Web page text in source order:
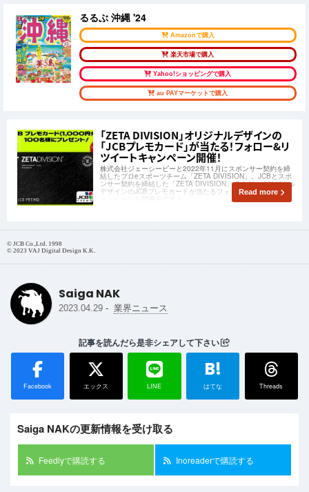
るるぶ 沖縄 '24
Amazonで購入
楽天市場で購入
Yahoo!ショッピングで購入
au PAYマーケットで購入
「ZETA DIVISION」オリジナルデザインの
「JCBプレモカード」が当たる！フォロー&リ
ツイートキャンペーン開催！
株式会社ジェーシービーと2022年11月にスポンサー契約を締
結したプロeスポーツチーム「ZETA DIVISION」。JCBとスポ
ンサー契約を締結した「ZETA DIVISION」ですが、オリジナル
デザインのJCBプレモカードが当たるフォロー＆リツイートキ
Read more
© JCB Co.,Ltd. 1998
© 2023 VAJ Digital Design K.K.
Saiga NAK
2023.04.29 - 業界ニュース
記事を読んだら是非シェアして下さい
Facebook エックス LINE
B!
はてな Threads
Saiga NAKの更新情報を受け取る
Feedlyで購読する Inoreaderで購読する